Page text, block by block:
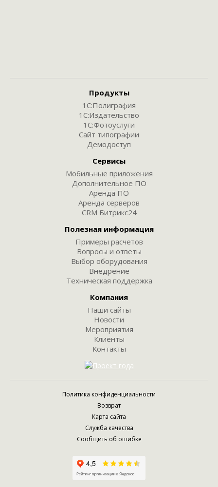
Продукты
1С:Полиграфия
1С:Издательство
1С:Фотоуслуги
Сайт типографии
Демодоступ
Сервисы
Мобильные приложения
Дополнительное ПО
Аренда ПО
Аренда серверов
CRM Битрикс24
Полезная информация
Примеры расчетов
Вопросы и ответы
Выбор оборудования
Внедрение
Техническая поддержка
Компания
Наши сайты
Новости
Мероприятия
Клиенты
Контакты
Политика конфиденциальности
Возврат
Карта сайта
Служба качества
Сообщить об ошибке